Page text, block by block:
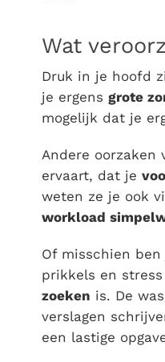
Wat
Druk in je hoofd
je ergens grote
mogelijk dat je
Andere oorzaken
ervaart, dat je
weten ze je ook
workload
Of misschien ben
prikkels en
zoeken is. De
verslagen
een lastige